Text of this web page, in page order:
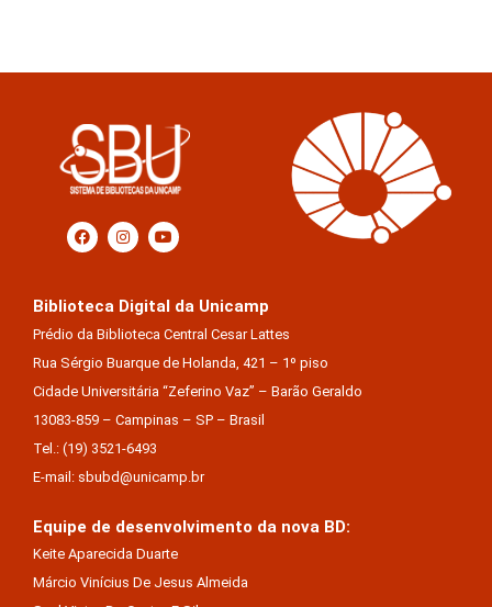
Biblioteca Digital da Unicamp
Prédio da Biblioteca Central Cesar Lattes
Rua Sérgio Buarque de Holanda, 421 – 1º piso
Cidade Universitária “Zeferino Vaz” – Barão Geraldo
13083-859 – Campinas – SP – Brasil
Tel.: (19) 3521-6493
E-mail: sbubd@unicamp.br
Equipe de desenvolvimento da nova BD:
Keite Aparecida Duarte
Márcio Vinícius De Jesus Almeida